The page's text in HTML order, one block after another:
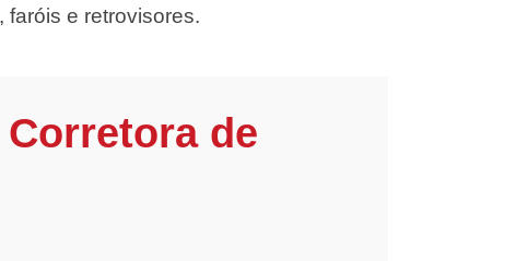
faróis e retrovisores.
de